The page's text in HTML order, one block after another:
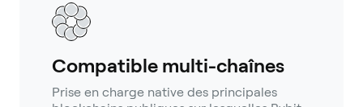
Compatible multi-chaînes
Prise en charge native des principales